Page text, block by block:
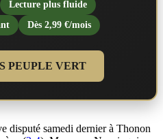
Lecture plus fluide
Dès 2,99 €/mois
PEUPLE VERT
disputé samedi dernier à Thonon